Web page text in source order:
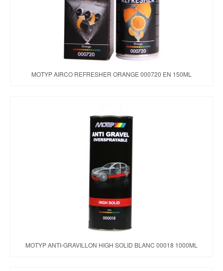
MOTYP AIRCO REFRESHER ORANGE 000720 EN 150ML
MOTYP ANTI-GRAVILLON HIGH SOLID BLANC 00018 1000ML